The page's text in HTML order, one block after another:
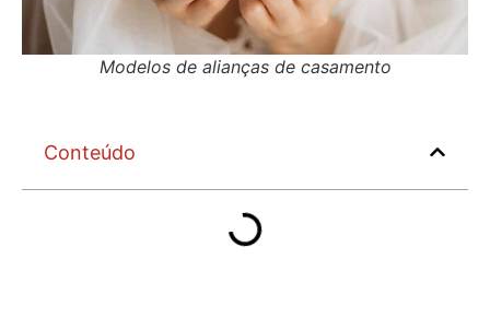
Modelos de alianças de casamento
Conteúdo